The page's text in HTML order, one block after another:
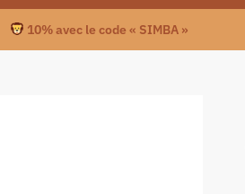
10% avec le code « SIMBA »